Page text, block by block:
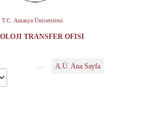
T.C. Amasya Üniversitesi
TRANSFER OFISI
A.Ü. Ana Sayfa